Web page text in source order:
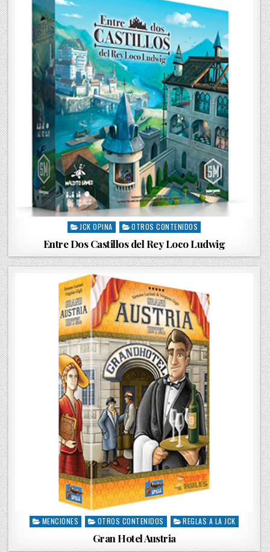
P
o
t
d
i
n
JCK OPINA OTROS CONTENIDOS
Entre Dos Castillos del Rey Loco Ludwig
P
MENCIONES OTROS CONTENIDOS REGLAS A LA JCK
Gran Hotel Austria